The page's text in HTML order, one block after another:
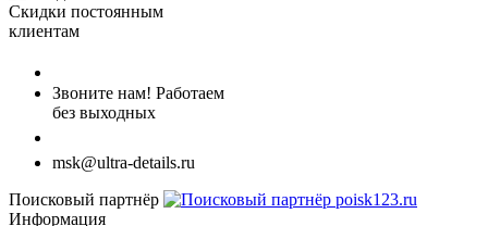
Скидки постоянным
клиентам
Звоните нам! Работаем
без выходных
msk@ultra-details.ru
Поисковый партнёр
Информация